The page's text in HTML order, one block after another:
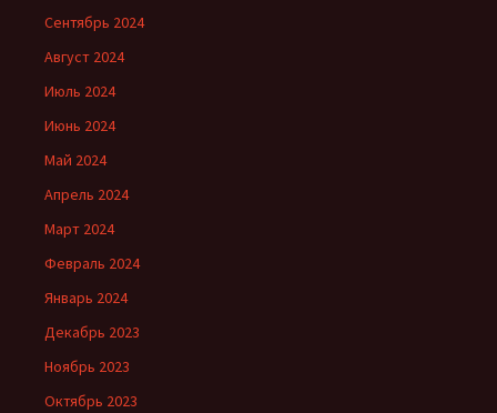
Сентябрь 2024
Август 2024
Июль 2024
Июнь 2024
Май 2024
Апрель 2024
Март 2024
Февраль 2024
Январь 2024
Декабрь 2023
Ноябрь 2023
Октябрь 2023